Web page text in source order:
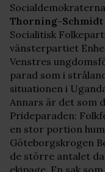
Thorning-Schmidt
Socialitisk
vänsterpartiet
Venstres
parad som i
situationen i
Annars är det som
Prideparaden:
en stor portion
Göteborgskrogen
de större antalet
ekipage. En sak